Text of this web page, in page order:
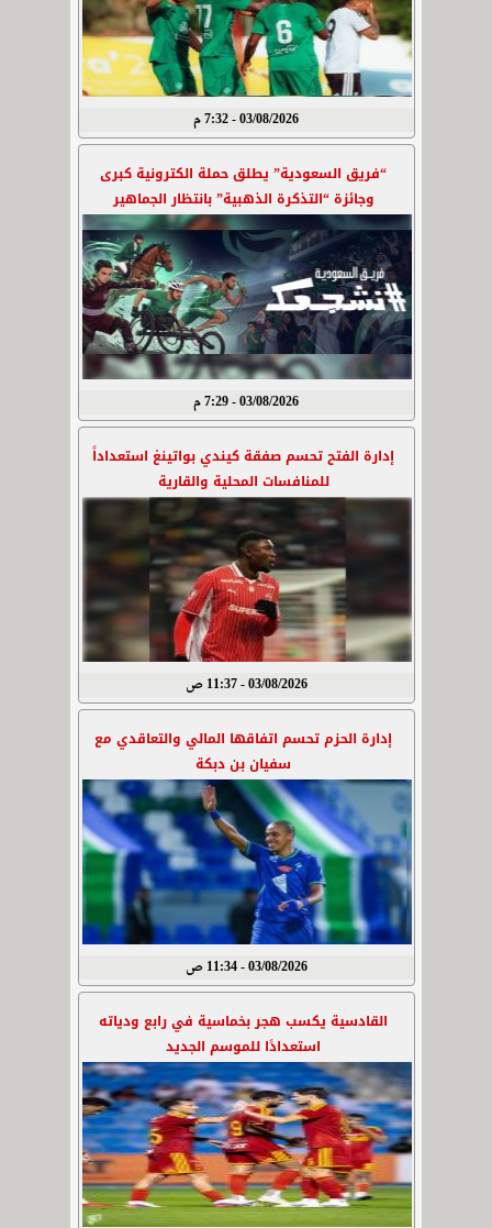
03/08/2026 - 7:32 م
“فريق السعودية” يطلق حملة الكترونية كبرى
وجائزة “التذكرة الذهبية” بانتظار الجماهير
03/08/2026 - 7:29 م
إدارة الفتح تحسم صفقة كيندي بواتينغ استعداداً
للمنافسات المحلية والقارية
03/08/2026 - 11:37 ص
إدارة الحزم تحسم اتفاقها المالي والتعاقدي مع
سفيان بن دبكة
03/08/2026 - 11:34 ص
القادسية يكسب هجر بخماسية في رابع ودياته
استعدادًا للموسم الجديد